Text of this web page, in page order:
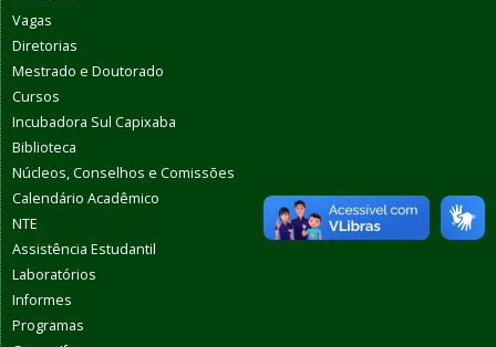
Vagas
Diretorias
Mestrado e Doutorado
Cursos
Incubadora Sul Capixaba
Biblioteca
Núcleos, Conselhos e Comissões
Calendário Acadêmico
NTE
Assistência Estudantil
Laboratórios
Informes
Programas